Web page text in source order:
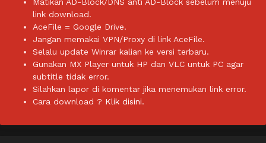
link download.
AceFile = Google Drive.
Jangan memakai VPN/Proxy di link AceFile.
Selalu update Winrar kalian ke versi terbaru.
Gunakan MX Player untuk HP dan VLC untuk PC agar
subtitle tidak error.
Silahkan lapor di komentar jika menemukan link error.
Cara download ? Klik disini.